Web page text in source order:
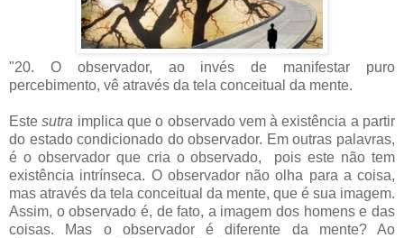
"20. O observador, ao invés de manifestar puro
percebimento, vê através da tela conceitual da mente.
Estesutra implica que o observado vem à existência a partir
do estado condicionado do observador. Em outras palavras,
é o observador que cria o observado, pois este não tem
existência intrínseca. O observador não olha para a coisa,
mas através da tela conceitual da mente, que é sua imagem.
Assim, o observado é, de fato, a imagem dos homens e das
coisas. Mas o observador é diferente da mente? Ao